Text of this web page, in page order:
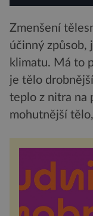
Zmenšení
účinný způsob,
klimatu. Má to
je tělo
teplo z nitra na
mohutnější